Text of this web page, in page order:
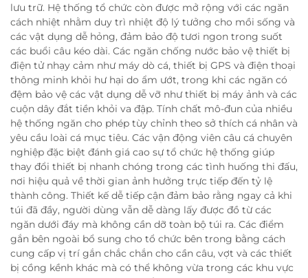
lưu trữ. Hệ thống tổ chức còn được mở rộng với các ngăn
cách nhiệt nhằm duy trì nhiệt độ lý tưởng cho mồi sống và
các vật dụng dễ hỏng, đảm bảo độ tươi ngon trong suốt
các buổi câu kéo dài. Các ngăn chống nước bảo vệ thiết bị
điện tử nhạy cảm như máy dò cá, thiết bị GPS và điện thoại
thông minh khỏi hư hại do ẩm ướt, trong khi các ngăn có
đệm bảo vệ các vật dụng dễ vỡ như thiết bị máy ảnh và các
cuộn dây đắt tiền khỏi va đập. Tính chất mô-đun của nhiều
hệ thống ngăn cho phép tùy chỉnh theo sở thích cá nhân và
yêu cầu loài cá mục tiêu. Các vận động viên câu cá chuyên
nghiệp đặc biệt đánh giá cao sự tổ chức hệ thống giúp
thay đổi thiết bị nhanh chóng trong các tình huống thi đấu,
nơi hiệu quả về thời gian ảnh hưởng trực tiếp đến tỷ lệ
thành công. Thiết kế dễ tiếp cận đảm bảo rằng ngay cả khi
túi đã đầy, người dùng vẫn dễ dàng lấy được đồ từ các
ngăn dưới đáy mà không cần dỡ toàn bộ túi ra. Các điểm
gắn bên ngoài bổ sung cho tổ chức bên trong bằng cách
cung cấp vị trí gắn chắc chắn cho cần câu, vợt và các thiết
bị cồng kềnh khác mà có thể không vừa trong các khu vực